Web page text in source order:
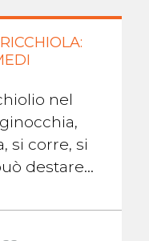
nel
si corre, si
destare
...